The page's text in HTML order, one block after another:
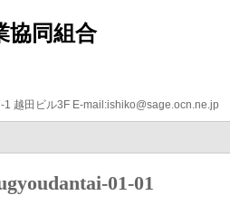
協同組合
越田ビル3F E-mail:ishiko@sage.ocn.ne.jp
01-01